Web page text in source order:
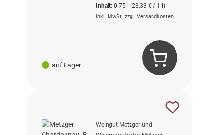
auf Lager
Inhalt:0.75 l(23,33 € / 1 l)
inkl. MwSt. zzgl. Versandkosten
Weingut Metzger und